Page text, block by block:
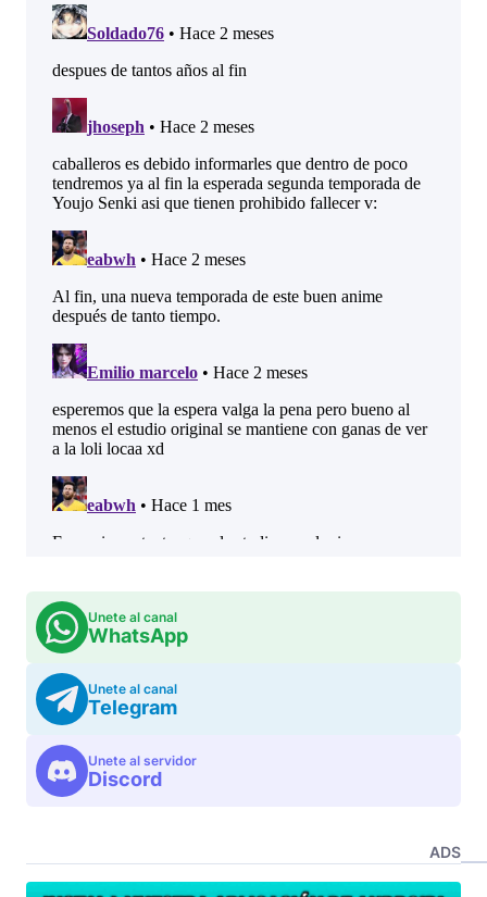
Unete al canal
WhatsApp
Unete al canal
Telegram
Unete al servidor
Discord
ADS